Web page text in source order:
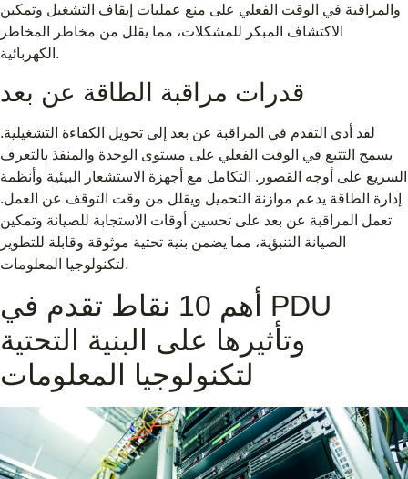
والمراقبة في الوقت الفعلي على منع عمليات إيقاف التشغيل وتمكين
الاكتشاف المبكر للمشكلات، مما يقلل من مخاطر المخاطر
الكهربائية.
قدرات مراقبة الطاقة عن بعد
لقد أدى التقدم في المراقبة عن بعد إلى تحويل الكفاءة التشغيلية.
يسمح التتبع في الوقت الفعلي على مستوى الوحدة والمنفذ بالتعرف
السريع على أوجه القصور. التكامل مع أجهزة الاستشعار البيئية وأنظمة
إدارة الطاقة يدعم موازنة التحميل ويقلل من وقت التوقف عن العمل.
تعمل المراقبة عن بعد على تحسين أوقات الاستجابة للصيانة وتمكين
الصيانة التنبؤية، مما يضمن بنية تحتية موثوقة وقابلة للتطوير
لتكنولوجيا المعلومات.
أهم 10 نقاط تقدم في PDU
وتأثيرها على البنية التحتية